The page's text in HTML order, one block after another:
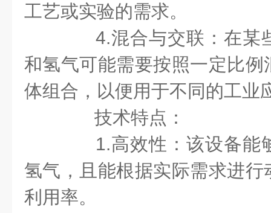
工艺或实验的需求。
4.混合与交联：在某
和氢气可能需要按照一定比
体组合，以便用于不同的工业
技术特点：
1.高效性：该设备能
氢气，且能根据实际需求进
利用率。